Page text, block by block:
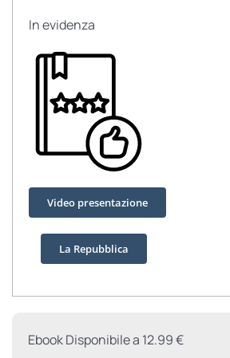
In evidenza
Video presentazione
La Repubblica
Ebook Disponibile a 12.99 €